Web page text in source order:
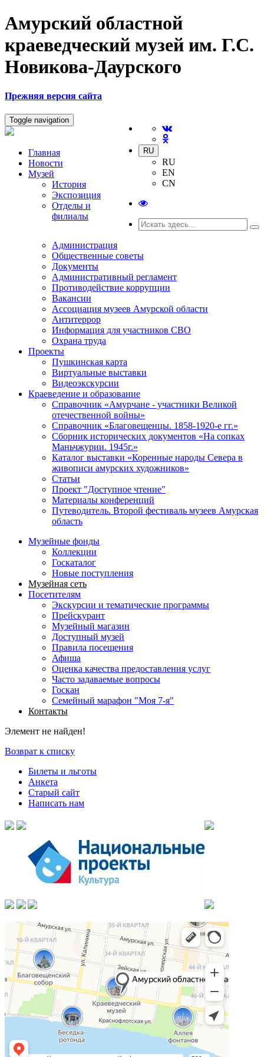
Амурский областной
краеведческий музей им. Г.С.
Новикова-Даурского
Прежняя версия сайта
RU
RU
EN
CN
Toggle navigation
Главная
Новости
Музей
История
Экспозиция
Отделы и
филиалы
Администрация
Общественные советы
Документы
Административный регламент
Противодействие коррупции
Вакансии
Ассоциация музеев Амурской области
Антитеррор
Информация для участников СВО
Охрана труда
Проекты
Пушкинская карта
Виртуальные выставки
Видеоэкскурсии
Краеведение и образование
Справочник «Амурчане - участники Великой
отечественной войны»
Справочник «Благовещенцы. 1858-1920-е гг.»
Сборник исторических документов «На сопках
Маньчжурии. 1945г.»
Каталог выставки «Коренные народы Севера в
живописи амурских художников»
Статьи
Проект "Доступное чтение"
Материалы конференций
Путеводитель. Второй фестиваль музеев Амурская
область
Музейные фонды
Коллекции
Госкаталог
Новые поступления
Музейная сеть
Посетителям
Экскурсии и тематические программы
Прейскурант
Музейный магазин
Доступный музей
Правила посещения
Афиша
Оценка качества предоставления услуг
Часто задаваемые вопросы
Госкан
Семейный марафон "Моя 7-я"
Контакты
Элемент не найден!
Возврат к списку
Билеты и льготы
Анкета
Старый сайт
Написать нам